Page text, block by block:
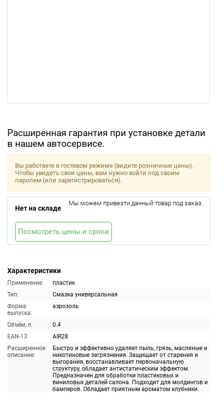
Расширенная гарантия при установке детали
в нашем автосервисе.
Характеристики
Применение:
пластик
Тип:
Смазка универсальная
Форма
выпуска:
аэрозоль
Объём, л:
0.4
EAN-13:
AIR28
Расширенное
описание:
Быстро и эффективно удаляет пыль, грязь, масляные и
никотиновые загрязнения. Защищает от старения и
выгорания, восстанавливает первоначальную
структуру, обладает антистатическим эффектом.
Предназначен для обработки пластиковых и
виниловых деталей салона. Подходит для молдингов и
бамперов. Обладает приятным ароматом клубники.
Вы работаете в гостевом режиме (видите розничные цены).
Чтобы увидеть свои цены, вам нужно войти под своим
паролем (или зарегистрироваться).
Нет на складе
Мы можем привезти данный товар под заказ.
Посмотреть цены и сроки